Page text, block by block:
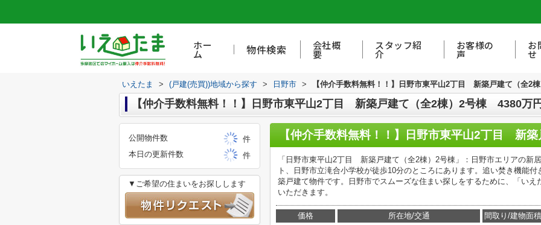
ホー
ム 物件検索 会社概
要
スタッフ紹
介
お客様の
声
お
せ
いえたま > (戸建(売買))地域から探す > 日野市 > 【仲介手数料無料！！】日野市東平山2丁目 新築戸建て（全2
【仲介手数料無料！！】日野市東平山2丁目 新築戸建て（全2棟）2号棟 4380万
「日野市東平山2丁目 新築戸建て（全2棟）2号棟」：日野市エリアの新
ト、日野市立滝合小学校が徒歩10分のところにあります。追い焚き機能
築戸建て物件です。日野市でスムーズな住まい探しをするために、「い
いただきます。
価格 所在地/交通
間取り/建物面積
公開物件数
件
本日の更新件数
件
▼ご希望の住まいをお探しします